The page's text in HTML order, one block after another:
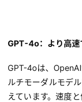
GPT-4o：より高速
GPT-4oは、
ルチモーダルモデ
えています。速度